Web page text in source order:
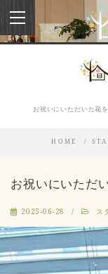
toggle
navigation
お祝いにいただいた花
HOME
お祝いにいただ
2025-06-28 ス